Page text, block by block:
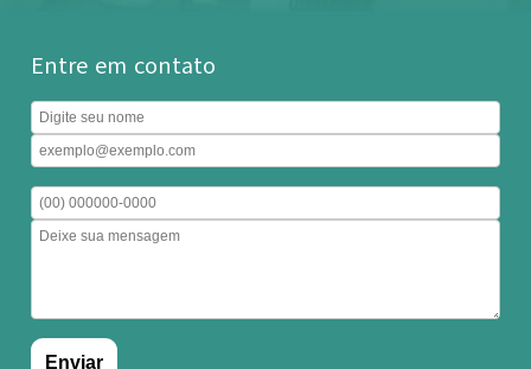
Entre em contato